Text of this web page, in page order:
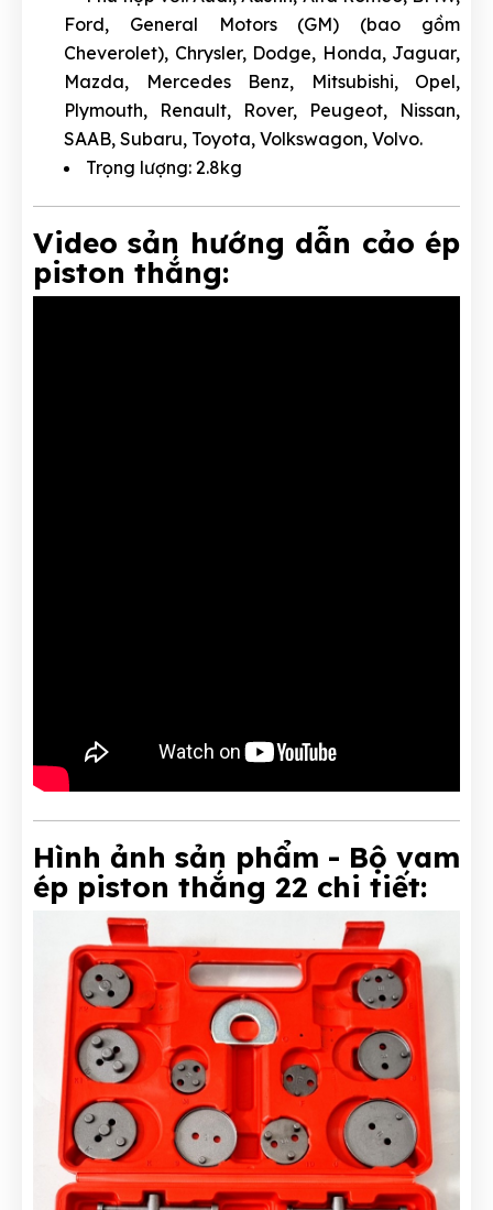
Ford, General Motors (GM) (bao gồm
Cheverolet), Chrysler, Dodge, Honda, Jaguar,
Mazda, Mercedes Benz, Mitsubishi, Opel,
Plymouth, Renault, Rover, Peugeot, Nissan,
SAAB, Subaru, Toyota, Volkswagon, Volvo.
Trọng lượng: 2.8kg
Video sản hướng dẫn cảo ép
piston thắng:
Hình ảnh sản phẩm - Bộ vam
ép piston thắng 22 chi tiết: